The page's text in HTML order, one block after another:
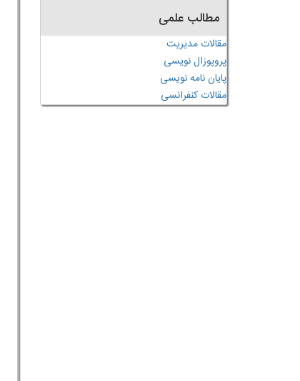
مطالب علمی
مقالات مدیریت
پروپوزال نویسی
پایان نامه نویسی
مقالات کنفرانسی